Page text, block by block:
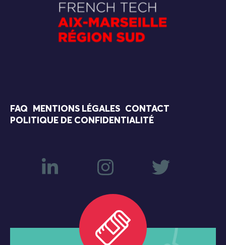
FAQ MENTIONS LÉGALES
CONTACT
POLITIQUE DE CONFIDENTIALITÉ